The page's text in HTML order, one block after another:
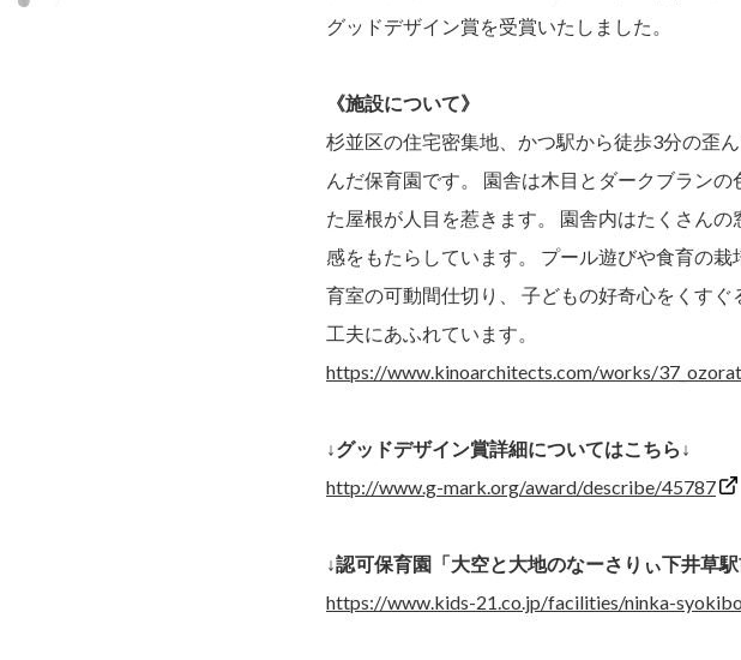
グッドデザイン賞を受賞いたしました。
《施設について》
杉並区の住宅密集地、かつ駅から徒歩3分の歪
んだ保育園です。 園舎は木目とダークブラン
た屋根が人目を惹きます。 園舎内はたくさん
感をもたらしています。 プール遊びや食育の
育室の可動間仕切り、 子どもの好奇心をくす
工夫にあふれています。
https://www.kinoarchitects.com/works/
↓グッドデザイン賞詳細についてはこちら↓
http://www.g-mark.org/award/describe/45787
↓認可保育園「大空と大地のなーさりぃ下井草
https://www.kids-21.co.jp/facilities/ninka-